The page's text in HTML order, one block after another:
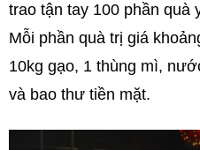
trao tận tay 100 phần quà
Mỗi phần quà trị giá
10kg gạo, 1 thùng mì,
và bao thư tiền mặt.